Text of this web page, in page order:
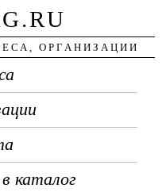
ОРГАНИЗАЦИИ
каталог